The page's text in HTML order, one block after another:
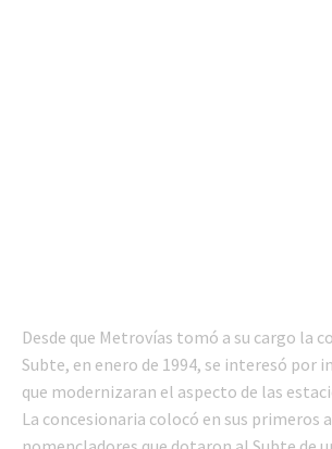
Desde que Metrovías tomó a su cargo la
Subte, en enero de 1994, se interesó por
que modernizaran el aspecto de las
La concesionaria colocó en sus primeros